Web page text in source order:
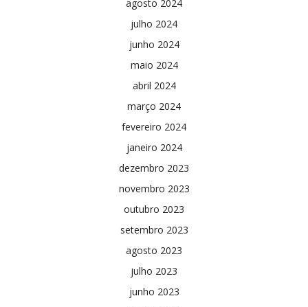
agosto 2024
julho 2024
junho 2024
maio 2024
abril 2024
março 2024
fevereiro 2024
janeiro 2024
dezembro 2023
novembro 2023
outubro 2023
setembro 2023
agosto 2023
julho 2023
junho 2023